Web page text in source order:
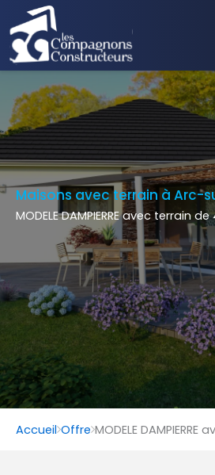
Maisons avec terrain à Arc-
MODELE DAMPIERRE avec terrain
Accueil Offre MODELE